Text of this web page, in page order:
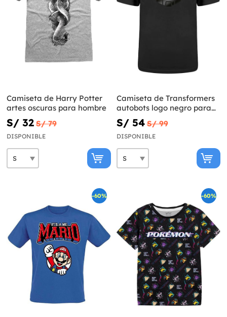
Camiseta de Harry Potter
artes oscuras para hombre
S/ 32 S/ 79
DISPONIBLE
Camiseta de Transformers
autobots logo negro para
adulto
S/ 54 S/ 99
DISPONIBLE
-60% -60%